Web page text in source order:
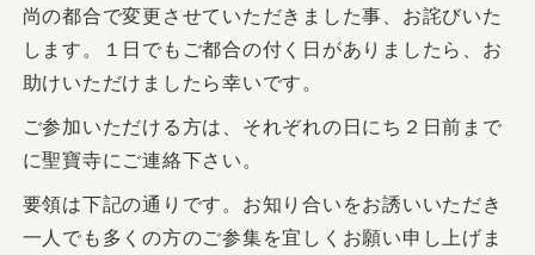
尚の都合で変更させていただきました事、お詫びいた
します。１日でもご都合の付く日がありましたら、お
助けいただけましたら幸いです。
ご参加いただける方は、それぞれの日にち２日前まで
に聖寶寺にご連絡下さい。
要領は下記の通りです。お知り合いをお誘いいただき
一人でも多くの方のご参集を宜しくお願い申し上げま